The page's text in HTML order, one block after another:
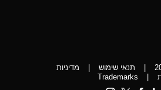
D | תנאי שימוש |
מדיניות
|
Trademarks